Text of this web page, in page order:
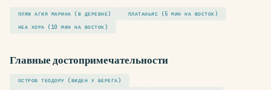
ПЛЯЖ АГИЯ МАРИНА (В ДЕРЕВНЕ) ПЛАТАНЬЯС (5 МИН НА ВОСТОК)
НЕА ХОРА (10 МИН НА ВОСТОК)
Главные достопримечательности
ОСТРОВ ТЕОДОРУ (ВИДЕН У БЕРЕГА)